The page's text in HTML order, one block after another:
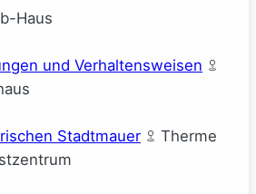
Haus
und Verhaltensweisen
Stadtmauer
Therme